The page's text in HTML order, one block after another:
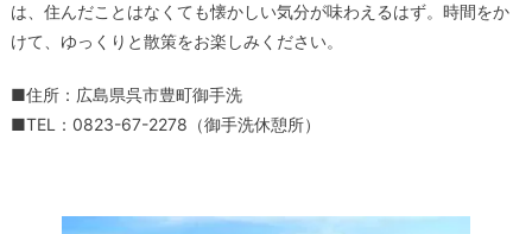
は、住んだことはなくても懐かしい気分が味わえるはず。時間をか
けて、ゆっくりと散策をお楽しみください。
■住所：広島県呉市豊町御手洗
■TEL：0823-67-2278（御手洗休憩所）